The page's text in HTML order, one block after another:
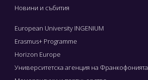
Новини и събития
European University INGENIUM
Erasmus+ Programme
Horizon Europe
Университетска агенция на Франкофонията